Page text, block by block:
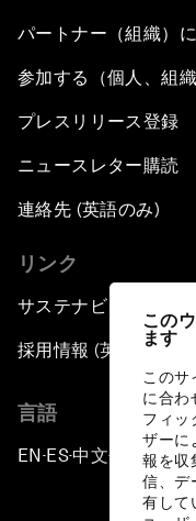
この
ます
このサ
に合わ
フィッ
ザーに
報を収
信、デ
有して
パートナー（組織）
参加する（個人、組織
プレスリリース登録
ニュースレター購読
連絡先 (英語のみ)
リンク
サステナビリティへの
採用情報 (英語のみ)
言語
EN ▪ES▪中文▪ 日本語